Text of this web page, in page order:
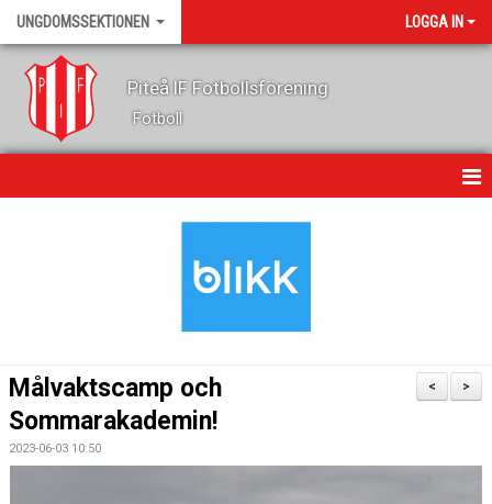
UNGDOMSSEKTIONEN LOGGA IN
Piteå IF Fotbollsförening
Fotboll
LEDARE
>
<
Målvaktscamp och
Sommarakademin!
2023-06-03 10:50